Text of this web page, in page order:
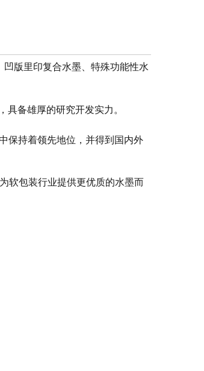
版里印复合水墨、特殊功能性水
备雄厚的研究开发实力。
保持着领先地位，并得到国内外
软包装行业提供更优质的水墨而